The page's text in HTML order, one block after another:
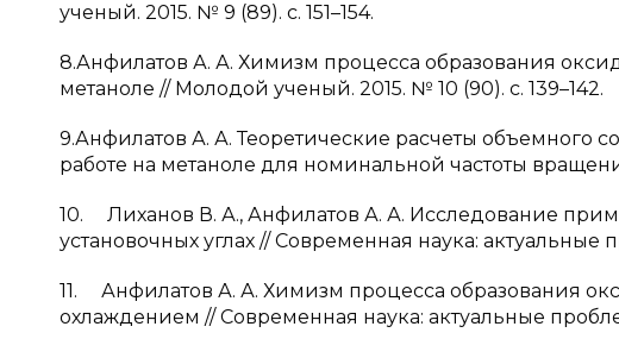
ученый. 2015. № 9 (89). с. 151–154.
8.Анфилатов А. А. Химизм процесса образования
метаноле // Молодой ученый. 2015. № 10 (90). с. 139–142.
9.Анфилатов А. А. Теоретические расчеты объемного
работе на метаноле для номинальной частоты
10. Лиханов В. А., Анфилатов А. А. Исследование
установочных углах // Современная наука:
11. Анфилатов А. А. Химизм процесса образования
охлаждением // Современная наука: актуальные